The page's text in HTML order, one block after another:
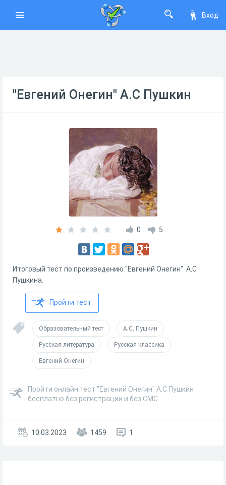
Вход
"Евгений Онегин" А.С Пушкин
0 5
Итоговый тест по произведению "Евгений Онегин" А.С
Пушкина.
Пройти тест
Образовательный тест А.С. Пушкин
Русская литература Русская классика
Евгений Онегин
Пройти онлайн тест "Евгений Онегин" А.С Пушкин
бесплатно без регистрации и без СМС
10.03.2023 1459 1